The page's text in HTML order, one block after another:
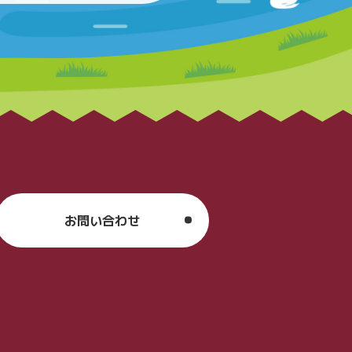
お問い合わせ